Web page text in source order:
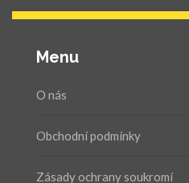
Menu
O nás
Obchodní podmínky
Zásady ochrany soukromí